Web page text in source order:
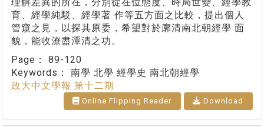
育、經學純駁、經學著 作等五方面之比較，提出個人
管窺之見，以探其原委，希望對於廓清南北朝經學 面
貌，能收潦盡潭清之功。
Page： 89-120
Keywords： 南學 北學 經學史 南北朝經學
政大中文學報 第十二期
Online Flipping Reader Download